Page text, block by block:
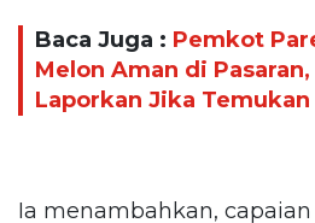
Baca Juga : Pemkot
Melon Aman di
Laporkan Jika
Ia menambahkan,